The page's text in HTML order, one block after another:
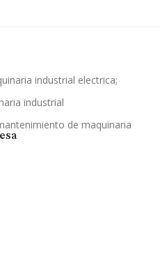
industrial electrica;
industrial
de maquinaria